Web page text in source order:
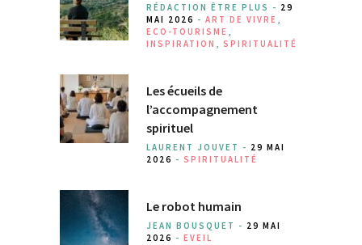
RÉDACTION ÊTRE PLUS - 29
MAI 2026 - ART DE VIVRE ,
ECO-TOURISME ,
INSPIRATION , SPIRITUALITÉ
Les écueils de
l’accompagnement
spirituel
LAURENT JOUVET - 29 MAI
2026 - SPIRITUALITÉ
Le robot humain
JEAN BOUSQUET - 29 MAI
2026 - EVEIL